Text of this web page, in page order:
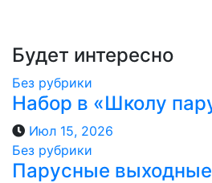
Будет интересно
Без рубрики
Набор в «Школу
Июл 15, 2026
Без рубрики
Парусные выходные